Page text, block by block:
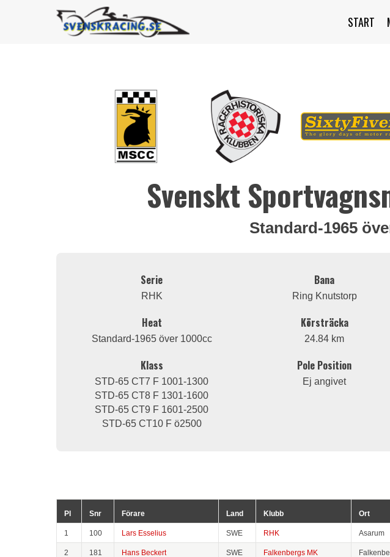
START
Svenskt
Standard-1965
Serie
RHK
Heat
Standard-1965 över 1000cc
Klass
STD-65 CT7 F 1001-1300
STD-65 CT8 F 1301-1600
STD-65 CT9 F 1601-2500
STD-65 CT10 F ö2500
Bana
Ring Knutstorp
Körsträcka
24.84 km
Pole Position
Ej angivet
Pl Snr Förare Land Klubb Ort
1 100 Lars Esselius SWE RHK Asarum
2 181 Hans Beckert SWE Falkenbergs MK